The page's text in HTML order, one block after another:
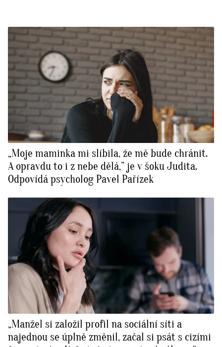
„Moje maminka mi slíbila, že mě bude chránit.
A opravdu to i z nebe dělá,” je v šoku Judita.
Odpovídá psycholog Pavel Pařízek
„Manžel si založil profil na sociální síti a
najednou se úplně změnil, začal si psát s cizími